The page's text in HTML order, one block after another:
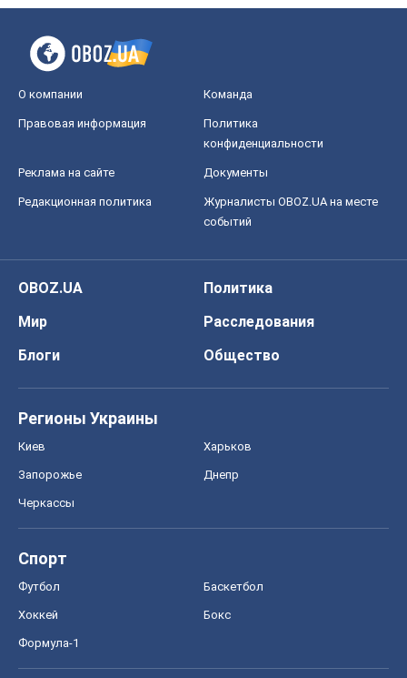
О компании Команда
Правовая информация
Политика
конфиденциальности
Реклама на сайте Документы
Редакционная политика
Журналисты OBOZ.UA на месте
событий
OBOZ.UA
Политика
Мир
Расследования
Блоги
Общество
Регионы Украины
Киев Харьков
Запорожье Днепр
Черкассы
Спорт
Футбол Баскетбол
Хоккей Бокс
Формула-1